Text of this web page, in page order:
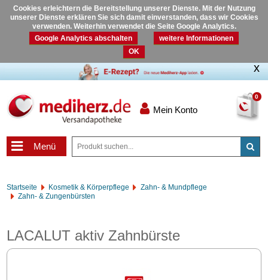
Cookies erleichtern die Bereitstellung unserer Dienste. Mit der Nutzung
unserer Dienste erklären Sie sich damit einverstanden, dass wir Cookies
verwenden. Weiterhin verwendet die Seite Google Analytics.
Google Analytics abschalten
weitere Informationen
OK
0
Mein Konto
Menü
Startseite Kosmetik & Körperpflege
Zahn- & Mundpflege
Zahn- & Zungenbürsten
LACALUT aktiv Zahnbürste